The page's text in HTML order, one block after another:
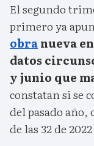
El segundo
primero ya
obranueva
datos
y junio que
constatan si se
del pasado año,
de las 32 de